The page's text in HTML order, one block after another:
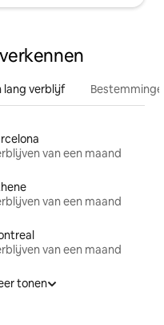
lang verblijf
van een maand
van een maand
van een maand
tonen